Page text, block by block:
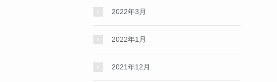
2022年3月
2022年1月
2021年12月